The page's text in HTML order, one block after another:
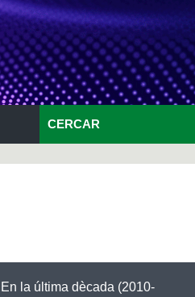
CERCAR
En la última dècada (2010-